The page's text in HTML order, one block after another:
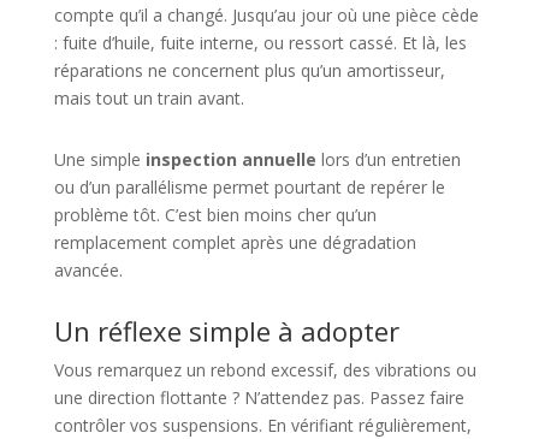
compte qu’il a changé. Jusqu’au jour où une pièce cède
: fuite d’huile, fuite interne, ou ressort cassé. Et là, les
réparations ne concernent plus qu’un amortisseur,
mais tout un train avant.
Une simple inspection annuelle lors d’un entretien
ou d’un parallélisme permet pourtant de repérer le
problème tôt. C’est bien moins cher qu’un
remplacement complet après une dégradation
avancée.
Un réflexe simple à adopter
Vous remarquez un rebond excessif, des vibrations ou
une direction flottante ? N’attendez pas. Passez faire
contrôler vos suspensions. En vérifiant régulièrement,